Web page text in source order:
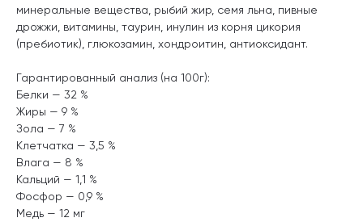
минеральные вещества, рыбий жир, семя льна, пивные
дрожжи, витамины, таурин, инулин из корня цикория
(пребиотик), глюкозамин, хондроитин, антиоксидант.
Гарантированный анализ (на 100г):
Белки — 32 %
Жиры — 9 %
Зола — 7 %
Клетчатка — 3,5 %
Влага — 8 %
Кальций — 1,1 %
Фосфор — 0,9 %
Медь — 12 мг